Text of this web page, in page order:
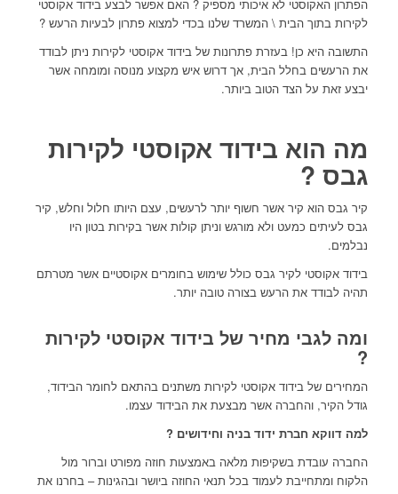
הפתרון האקוסטי לא איכותי מספיק ? האם אפשר לבצע בידוד אקוסטי
לקירות בתוך הבית \ המשרד שלנו בכדי למצוא פתרון לבעיות הרעש ?
התשובה היא כן! בעזרת פתרונות של בידוד אקוסטי לקירות ניתן לבודד
את הרעשים בחלל הבית, אך דרוש איש מקצוע מנוסה ומומחה אשר
יבצע זאת על הצד הטוב ביותר.
מה הוא בידוד אקוסטי לקירות
גבס ?
קיר גבס הוא קיר אשר חשוף יותר לרעשים, עצם היותו חלול וחלש, קיר
גבס לעיתים כמעט ולא מורגש וניתן קולות אשר בקירות בטון היו
נבלמים.
בידוד אקוסטי לקיר גבס כולל שימוש בחומרים אקוסטיים אשר מטרתם
תהיה לבודד את הרעש בצורה טובה יותר.
ומה לגבי מחיר של בידוד אקוסטי לקירות
?
המחירים של בידוד אקוסטי לקירות משתנים בהתאם לחומר הבידוד,
גודל הקיר, והחברה אשר מבצעת את הבידוד עצמו.
למה דווקא חברת ידוד בניה וחידושים ?
החברה עובדת בשקיפות מלאה באמצעות חוזה מפורט וברור מול
הלקוח ומתחייבת לעמוד בכל תנאי החוזה ביושר ובהגינות – בחרנו את